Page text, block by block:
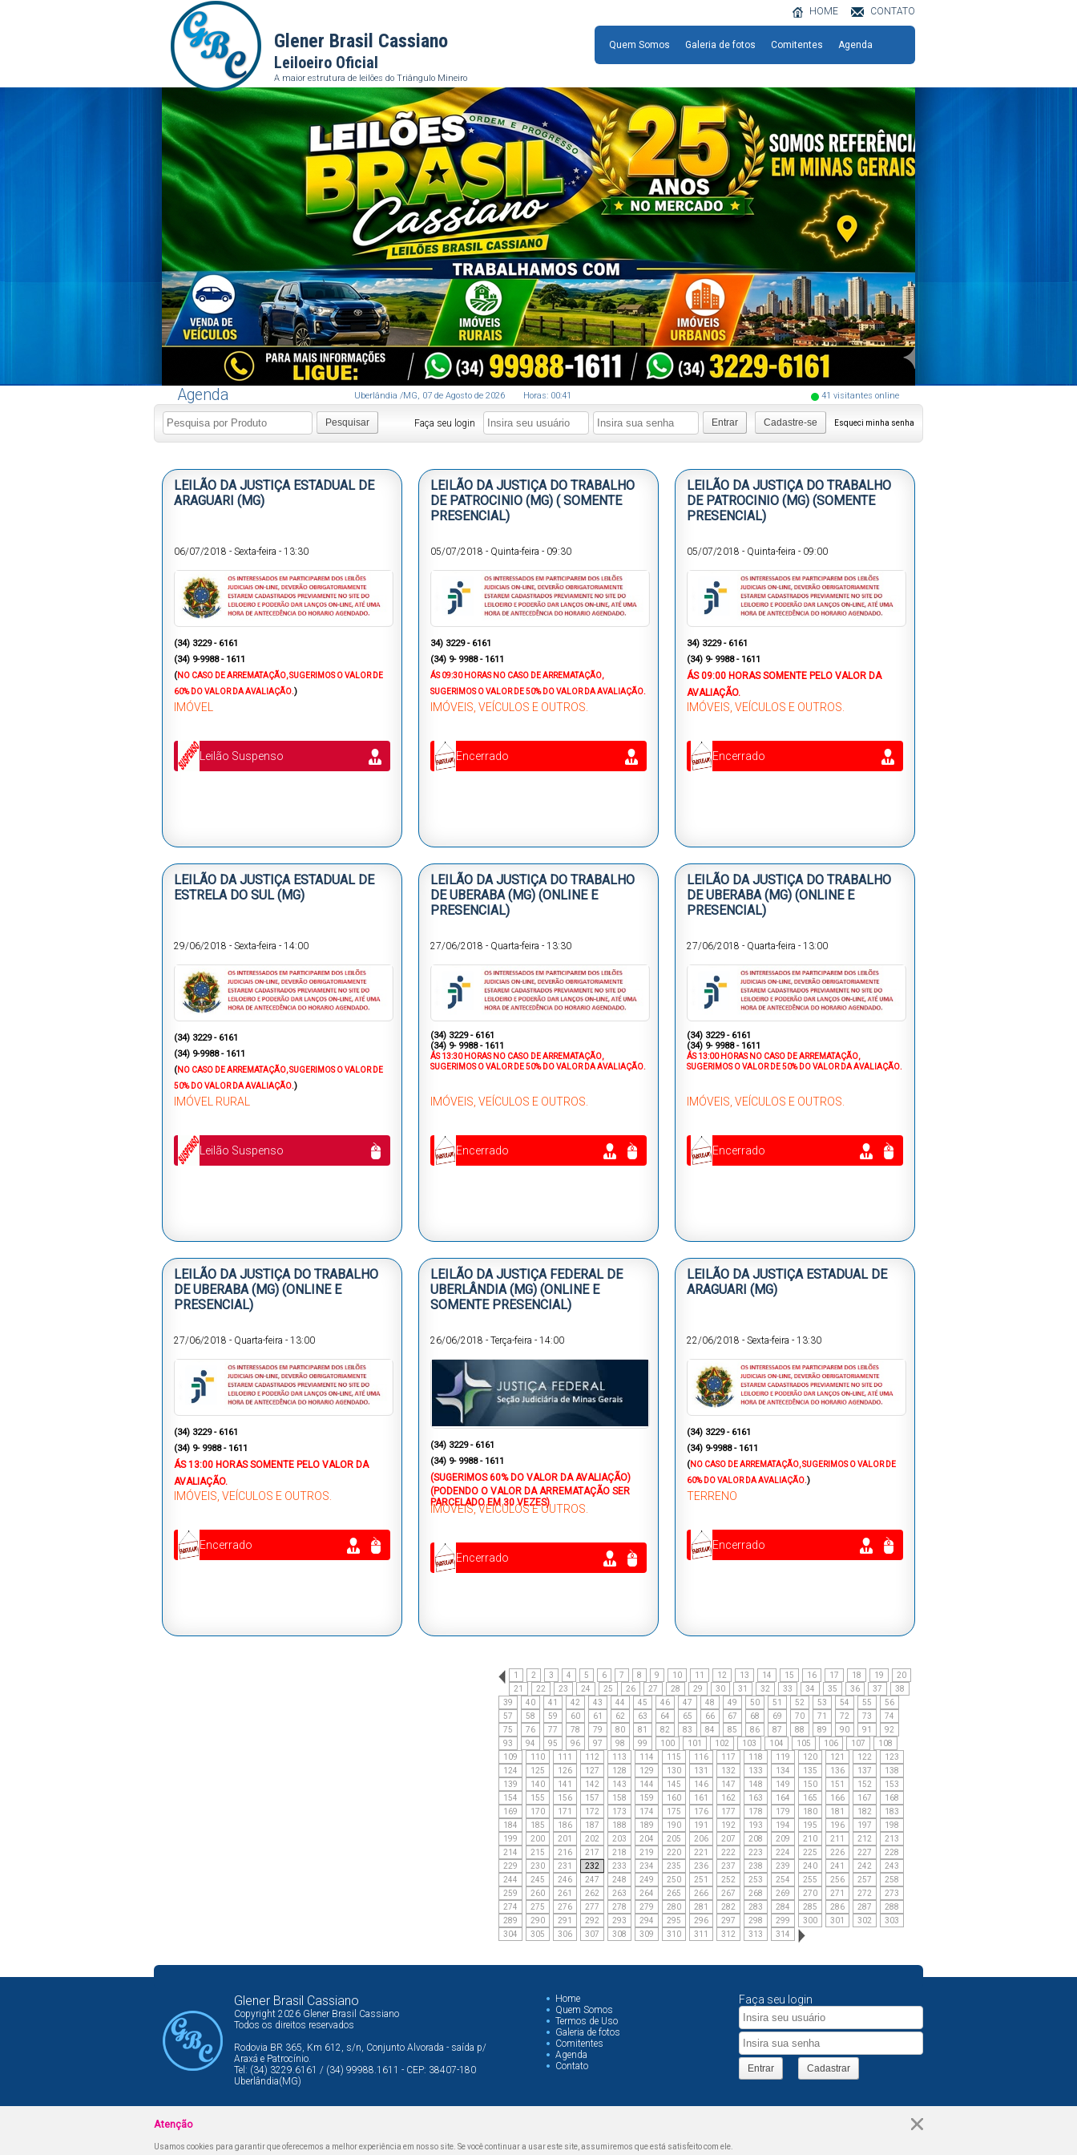
Glener Brasil Cassiano
Leiloeiro Oficial
A maior estrutura de leilões do Triângulo Mineiro
CONTATO
HOME
Quem Somos Galeria de fotos Comitentes Agenda
Agenda Uberlândia /MG, 07 de Agosto de 2026 Horas: 00:41 41 visitantes online
Pesquisar Faça seu login Entrar Esqueci minha senha
Cadastre-se
LEILÃO DA JUSTIÇA ESTADUAL DE
ARAGUARI (MG)
06/07/2018 - Sexta-feira - 13:30
(34) 3229 - 6161
(34) 9-9988 - 1611
(NO CASO DE ARREMATAÇÃO, SUGERIMOS O VALOR DE
60% DO VALOR DA AVALIAÇÃO.)
IMÓVEL
Leilão Suspenso
LEILÃO DA JUSTIÇA DO TRABALHO
DE PATROCINIO (MG) ( SOMENTE
PRESENCIAL)
05/07/2018 - Quinta-feira - 09:30
34) 3229 - 6161
(34) 9- 9988 - 1611
ÁS 09:30 HORAS NO CASO DE ARREMATAÇÃO,
SUGERIMOS O VALOR DE 50% DO VALOR DA AVALIAÇÃO.
IMÓVEIS, VEÍCULOS E OUTROS.
Encerrado
LEILÃO DA JUSTIÇA DO TRABALHO
DE PATROCINIO (MG) (SOMENTE
PRESENCIAL)
05/07/2018 - Quinta-feira - 09:00
34) 3229 - 6161
(34) 9- 9988 - 1611
ÁS09:00 HORASSOMENTE PELO VALOR DA
AVALIAÇÃO.
IMÓVEIS, VEÍCULOS E OUTROS.
Encerrado
LEILÃO DA JUSTIÇA ESTADUAL DE
ESTRELA DO SUL (MG)
29/06/2018 - Sexta-feira - 14:00
(34) 3229 - 6161
(34) 9-9988 - 1611
(NO CASO DE ARREMATAÇÃO, SUGERIMOS O VALOR DE
50% DO VALOR DA AVALIAÇÃO.)
IMÓVEL RURAL
Leilão Suspenso
LEILÃO DA JUSTIÇA DO TRABALHO
DE UBERABA (MG) (ONLINE E
PRESENCIAL)
27/06/2018 - Quarta-feira - 13:30
(34) 3229 - 6161
(34) 9- 9988 - 1611
ÁS 13:30 HORAS NO CASO DE ARREMATAÇÃO,
SUGERIMOS O VALOR DE 50% DO VALOR DA AVALIAÇÃO.
IMÓVEIS, VEÍCULOS E OUTROS.
Encerrado
LEILÃO DA JUSTIÇA DO TRABALHO
DE UBERABA (MG) (ONLINE E
PRESENCIAL)
27/06/2018 - Quarta-feira - 13:00
(34) 3229 - 6161
(34) 9- 9988 - 1611
ÁS 13:00 HORAS NO CASO DE ARREMATAÇÃO,
SUGERIMOS O VALOR DE 50% DO VALOR DA AVALIAÇÃO.
IMÓVEIS, VEÍCULOS E OUTROS.
Encerrado
LEILÃO DA JUSTIÇA DO TRABALHO
DE UBERABA (MG) (ONLINE E
PRESENCIAL)
27/06/2018 - Quarta-feira - 13:00
(34) 3229 - 6161
(34) 9- 9988 - 1611
ÁS 13:00 HORASSOMENTE PELO VALOR DA
AVALIAÇÃO.
IMÓVEIS, VEÍCULOS E OUTROS.
Encerrado
LEILÃO DA JUSTIÇA FEDERAL DE
UBERLÂNDIA (MG) (ONLINE E
SOMENTE PRESENCIAL)
26/06/2018 - Terça-feira - 14:00
(34) 3229 - 6161
(34) 9- 9988 - 1611
(SUGERIMOS 60% DO VALOR DA AVALIAÇÃO)
(PODENDO O VALOR DA ARREMATAÇÃO SER
PARCELADO EM 30 VEZES)
IMÓVEIS, VEÍCULOS E OUTROS.
Encerrado
LEILÃO DA JUSTIÇA ESTADUAL DE
ARAGUARI (MG)
22/06/2018 - Sexta-feira - 13:30
(34) 3229 - 6161
(34) 9-9988 - 1611
(NO CASO DE ARREMATAÇÃO, SUGERIMOS O VALOR DE
60% DO VALOR DA AVALIAÇÃO.)
TERRENO
Encerrado
1 2 3 4 5 6 7 8 9 10 11 12 13 14 15 16 17 18 19
20
21
22 23 24 25 26 27 28 29 30 31 32 33 34 35 36 37
38
39
40 41 42 43 44 45 46 47 48 49 50 51 52 53 54 55
56
57
58 59 60 61 62 63 64 65 66 67 68 69 70 71 72 73
74
75
76 77 78 79 80 81 82 83 84 85 86 87 88 89 90 91
92
93
94 95 96 97 98 99 100 101 102 103 104 105 106 107
108
109
110 111 112 113 114 115 116 117 118 119 120 121 122
123
124
125 126 127 128 129 130 131 132 133 134 135 136 137
138
139
140 141 142 143 144 145 146 147 148 149 150 151 152
153
154
155 156 157 158 159 160 161 162 163 164 165 166 167
168
169
170 171 172 173 174 175 176 177 178 179 180 181 182
183
184
185 186 187 188 189 190 191 192 193 194 195 196 197
198
199
200 201 202 203 204 205 206 207 208 209 210 211 212
213
214
215 216 217 218 219 220 221 222 223 224 225 226 227
228
229
230 231 232 233 234 235 236 237 238 239 240 241 242
243
244
245 246 247 248 249 250 251 252 253 254 255 256 257
258
259
260 261 262 263 264 265 266 267 268 269 270 271 272
273
274
275 276 277 278 279 280 281 282 283 284 285 286 287
288
289
290 291 292 293 294 295 296 297 298 299 300 301 302
303
304
305 306 307 308 309 310 311 312 313 314
Glener Brasil Cassiano
Copyright 2026 Glener Brasil Cassiano
Todos os direitos reservados
Rodovia BR 365, Km 612, s/n, Conjunto Alvorada - saída p/
Araxá e Patrocínio.
Tel: (34) 3229.6161 / (34) 99988.1611 - CEP: 38407-180
Uberlândia(MG)
Home
Quem Somos
Termos de Uso
Galeria de fotos
Comitentes
Agenda
Contato
Faça seu login
Entrar Cadastrar
Atenção
Usamos cookies para garantir que oferecemos a melhor experiência em nosso site. Se você continuar a usar este site, assumiremos que está satisfeito com ele.